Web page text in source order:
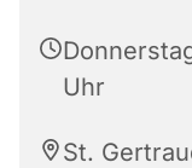
Uhr
St.